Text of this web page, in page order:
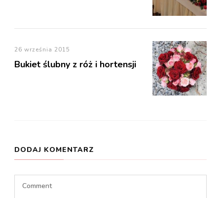
26 września 2015
Bukiet ślubny z róż i hortensji
DODAJ KOMENTARZ